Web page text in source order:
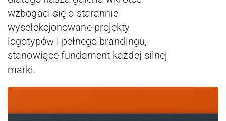
wzbogaci się o starannie
wyselekcjonowane projekty
logotypów i pełnego brandingu,
stanowiące fundament każdej silnej
marki.